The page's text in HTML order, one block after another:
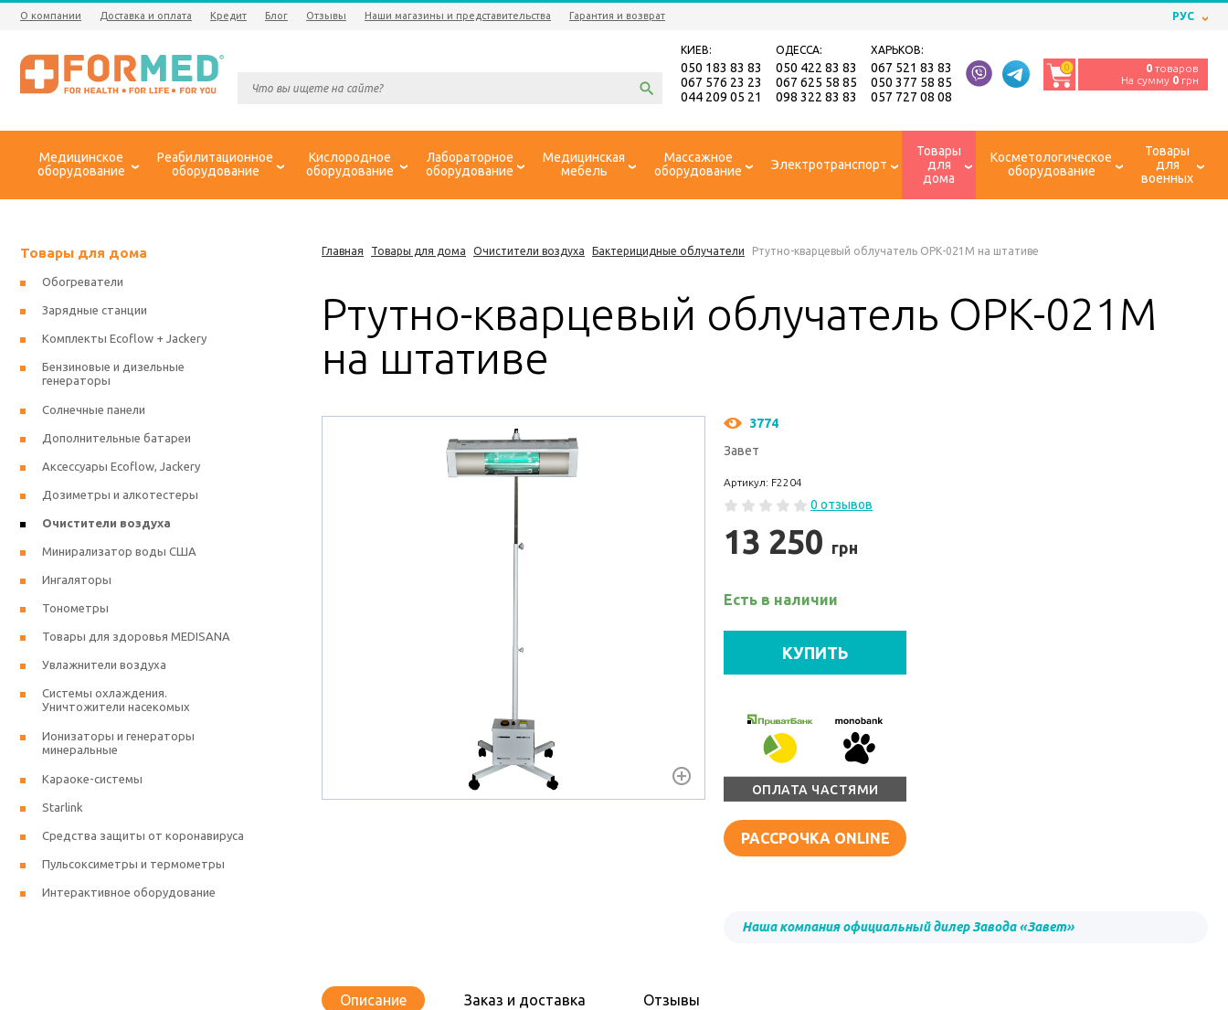
О компании Доставка и оплата Кредит Блог Отзывы Наши магазины и представительства Гарантия и возврат РУС
КИЕВ:
050 183 83 83
067 576 23 23
044 209 05 21
ОДЕССА:
050 422 83 83
067 625 58 85
098 322 83 83
ХАРЬКОВ:
067 521 83 83
050 377 58 85
057 727 08 08
0 0 товаров
На сумму 0 грн
Медицинское
оборудование
Реабилитационное
оборудование
Кислородное
оборудование
Лабораторное
оборудование
Медицинская
мебель
Массажное
оборудование
Электротранспорт
Товары
для
дома
Косметологическое
оборудование
Товары
для
военных
Главная Товары для дома Очистители воздуха Бактерицидные облучатели Ртутно-кварцевый облучатель ОРК-021М на штативе
Ртутно-кварцевый облучатель ОРК-021М
на штативе
3774
Завет
Артикул: F2204
0 отзывов
13 250 грн
Есть в наличии
КУПИТЬ
ОПЛАТА ЧАСТЯМИ
РАССРОЧКА ONLINE
Наша компания официальный дилер Завода «Завет»
Описание Заказ и доставка Отзывы
Товары для дома
Обогреватели
Зарядные станции
Комплекты Ecoflow + Jackery
Бензиновые и дизельные
генераторы
Солнечные панели
Дополнительные батареи
Аксессуары Ecoflow, Jackery
Дозиметры и алкотестеры
Очистители воздуха
Минирализатор воды США
Ингаляторы
Тонометры
Товары для здоровья MEDISANA
Увлажнители воздуха
Системы охлаждения.
Уничтожители насекомых
Ионизаторы и генераторы
минеральные
Караоке-системы
Starlink
Средства защиты от коронавируса
Пульсоксиметры и термометры
Интерактивное оборудование